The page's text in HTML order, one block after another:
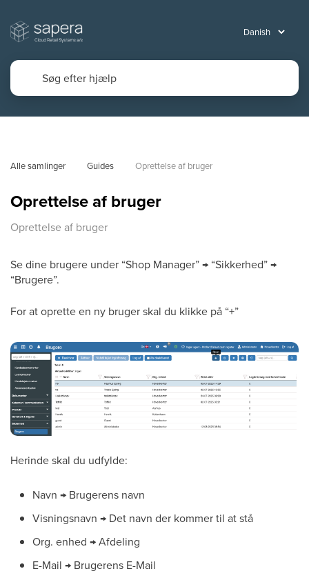
Alle samlinger Guides Oprettelse af bruger
Oprettelse af bruger
Oprettelse af bruger
Se dine brugere under “Shop Manager” → “Sikkerhed” →
“Brugere”.
For at oprette en ny bruger skal du klikke på “+”
Herinde skal du udfylde:
Navn → Brugerens navn
Visningsnavn → Det navn der kommer til at stå
Org. enhed → Afdeling
E-Mail → Brugerens E-Mail